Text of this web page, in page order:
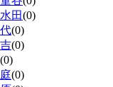
水田(0)
(0)
(0)
(0)
(0)